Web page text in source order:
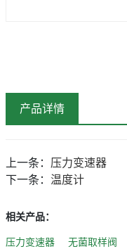
产品详情
上一条： 压力变速器
下一条： 温度计
相关产品：
压力变速器
无菌取样阀